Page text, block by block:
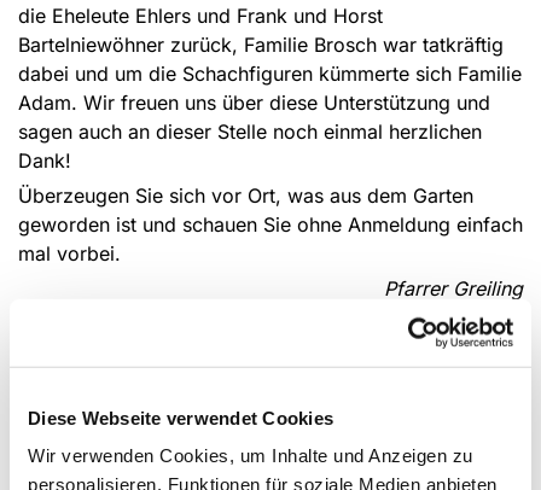
Diese Webseite verwendet Cookies
Wir verwenden Cookies, um Inhalte und Anzeigen zu
personalisieren, Funktionen für soziale Medien anbieten
die Eheleute Ehlers und Frank und Horst
Bartelniewöhner zurück, Familie Brosch war tatkräftig
dabei und um die Schachfiguren kümmerte sich Familie
Adam. Wir freuen uns über diese Unterstützung und
sagen auch an dieser Stelle noch einmal herzlichen
Dank!
Überzeugen Sie sich vor Ort, was aus dem Garten
geworden ist und schauen Sie ohne Anmeldung einfach
mal vorbei.
Pfarrer Greiling
Bilder vom aktuellen Stand